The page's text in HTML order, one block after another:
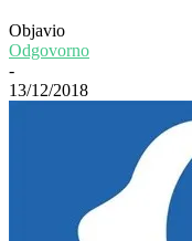
Objavio
Odgovorno
-
13/12/2018